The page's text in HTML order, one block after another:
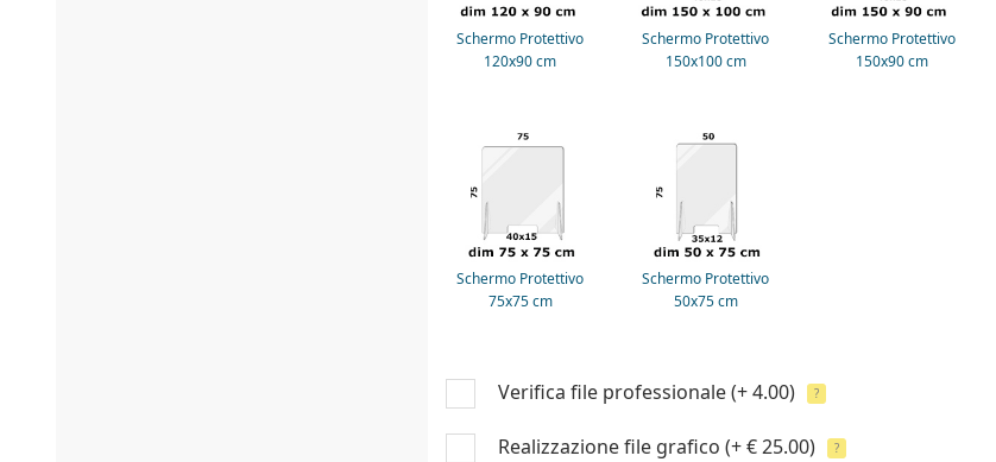
Schermo Protettivo
120x90 cm
Schermo Protettivo
150x100 cm
Schermo Protettivo
150x90 cm
Schermo Protettivo
75x75 cm
Schermo Protettivo
50x75 cm
Verifica file professionale (+ 4.00) ?
Realizzazione file grafico (+ € 25.00) ?